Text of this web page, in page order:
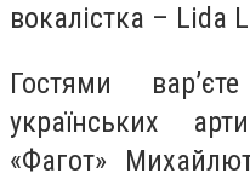
вокалістка – Lida
Гостями
українських
«Фагот»